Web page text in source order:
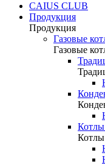
CAIUS CLUB
Продукция
Продукция
Газовые
Газовые
Котлы
Котлы